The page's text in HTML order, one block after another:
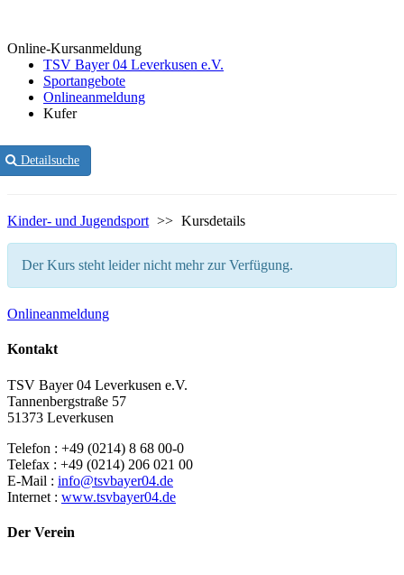
Online-Kursanmeldung
TSV Bayer 04 Leverkusen e.V.
Sportangebote
Onlineanmeldung
Kufer
Detailsuche
Kinder- und Jugendsport >> Kursdetails
Der Kurs steht leider nicht mehr zur Verfügung.
Onlineanmeldung
Kontakt
TSV Bayer 04 Leverkusen e.V.
Tannenbergstraße 57
51373 Leverkusen
Telefon : +49 (0214) 8 68 00-0
Telefax : +49 (0214) 206 021 00
E-Mail : info@tsvbayer04.de
Internet : www.tsvbayer04.de
Der Verein